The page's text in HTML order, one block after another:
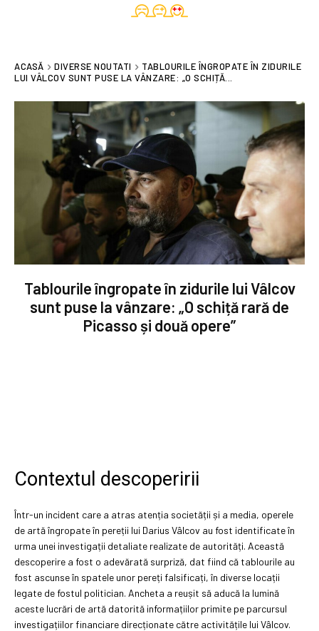
ACASĂ DIVERSE NOUTATI
TABLOURILE ÎNGROPATE ÎN ZIDURILE
LUI VÂLCOV SUNT PUSE LA VÂNZARE: „O SCHIȚĂ...
Tablourile îngropate în zidurile lui Vâlcov
sunt puse la vânzare: „O schiță rară de
Picasso și două opere”
Contextul descoperirii
Într-un incident care a atras atenția societății și a media, operele
de artă îngropate în pereții lui Darius Vâlcov au fost identificate în
urma unei investigații detaliate realizate de autorități. Această
descoperire a fost o adevărată surpriză, dat fiind că tablourile au
fost ascunse în spatele unor pereți falsificați, în diverse locații
legate de fostul politician. Ancheta a reușit să aducă la lumină
aceste lucrări de artă datorită informațiilor primite pe parcursul
investigațiilor financiare direcționate către activitățile lui Vâlcov.